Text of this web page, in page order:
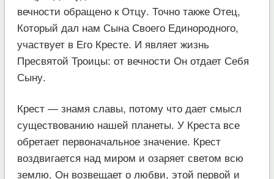
вечности обращено к Отцу. Точно также Отец,
Который дал нам Сына Своего Единородного,
участвует в Его Кресте. И являет жизнь
Пресвятой Троицы: от вечности Он отдает Себя
Сыну.
Крест — знамя славы, потому что дает смысл
существованию нашей планеты. У Креста все
обретает первоначальное значение. Крест
воздвигается над миром и озаряет светом всю
землю. Он возвещает о любви, этой первой и